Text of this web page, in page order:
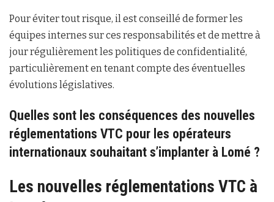
Pour éviter tout risque, il est conseillé de former les
équipes internes sur ces responsabilités et de mettre à
jour régulièrement les politiques de confidentialité,
particulièrement en tenant compte des éventuelles
évolutions législatives.
Quelles sont les conséquences des nouvelles
réglementations VTC pour les opérateurs
internationaux souhaitant s’implanter à Lomé ?
Les nouvelles réglementations VTC à